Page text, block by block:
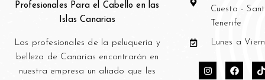
Profesionales Para el Cabello en las
Islas Canarias
Los profesionales de la peluquería y
bell eza de Canarias encontrarán en
nuestra empresa un aliado que les
Cuesta -
Tenerife
Lunes a